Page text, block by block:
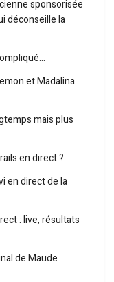
sponsorisée
déconseille la
et Madalina
mais plus
en direct ?
en direct de la
: live, résultats
de Maude